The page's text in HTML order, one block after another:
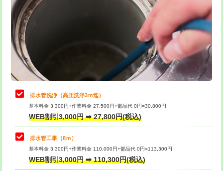
給水管工事※（ライニング鋼管・銅
管・ポリ管・HT管使用/3ｍ超え)
+8,800円
排水管工事（土の掘削・埋め戻し作
業）
11,000円~
排水管工事（排水管工事/3ｍまで） 55,000円
排水管工事（追加 排水管工事/3ｍ超
え）
マス交換（土の掘削・埋め戻し作業）
マス交換（深さ50㎝未満）
マス交換（深さ50㎝以上） 66,000円
カメラ調査 33,000円
桝清掃 8,800円
止水・漏水調査・防水処理・清掃・修
理・調整・分解・加工など（軽作業）
11,000円
止水・漏水調査・防水処理・清掃・修
理・調整・分解・加工など（中作業）
22,000円
止水・漏水調査・防水処理・清掃・修
理・調整・分解・加工など（重作業）
33,000円
その他部品の脱着
交換・取付（タンク） 22,000円+材料費
排水管洗浄（高圧洗浄3ｍ迄）
基本料金 3,300円+作業料金 27,500円+部品代 0円=30,800円
WEB割引3,000円 ➡ 27,800円(税込)
排水管工事（8ｍ）
基本料金 3,300円+作業料金 110,000円+部品代 0円=113,300円
WEB割引3,000円 ➡ 110,300円(税込)